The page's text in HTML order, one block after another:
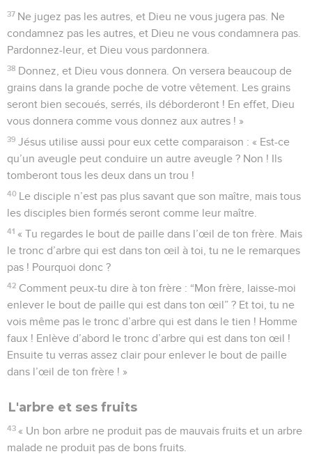
37 Ne jugez pas les autres, et Dieu ne vous jugera pas. Ne
condamnez pas les autres, et Dieu ne vous condamnera pas.
Pardonnez-leur, et Dieu vous pardonnera.
38 Donnez, et Dieu vous donnera. On versera beaucoup de
grains dans la grande poche de votre vêtement. Les grains
seront bien secoués, serrés, ils déborderont ! En effet, Dieu
vous donnera comme vous donnez aux autres ! »
39 Jésus utilise aussi pour eux cette comparaison : « Est-ce
qu’un aveugle peut conduire un autre aveugle ? Non ! Ils
tomberont tous les deux dans un trou !
40 Le disciple n’est pas plus savant que son maître, mais tous
les disciples bien formés seront comme leur maître.
41 « Tu regardes le bout de paille dans l’œil de ton frère. Mais
le tronc d’arbre qui est dans ton œil à toi, tu ne le remarques
pas ! Pourquoi donc ?
42 Comment peux-tu dire à ton frère : “Mon frère, laisse-moi
enlever le bout de paille qui est dans ton œil” ? Et toi, tu ne
vois même pas le tronc d’arbre qui est dans le tien ! Homme
faux ! Enlève d’abord le tronc d’arbre qui est dans ton œil !
Ensuite tu verras assez clair pour enlever le bout de paille
dans l’œil de ton frère ! »
L'arbre et ses fruits
43 « Un bon arbre ne produit pas de mauvais fruits et un arbre
malade ne produit pas de bons fruits.